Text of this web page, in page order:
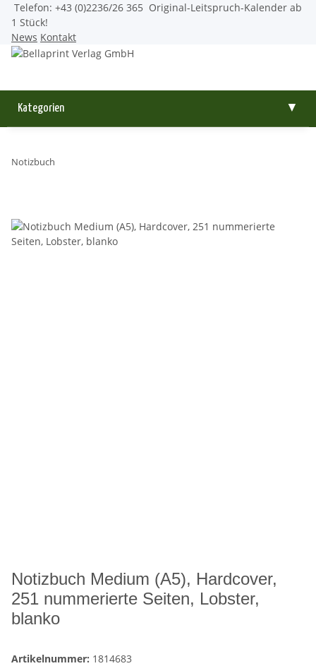
Telefon: +43 (0)2236/26 365 Original-Leitspruch-Kalender ab
1 Stück!
News Kontakt
Kategorien ▼
Notizbuch
Notizbuch Medium (A5), Hardcover,
251 nummerierte Seiten, Lobster,
blanko
Artikelnummer: 1814683